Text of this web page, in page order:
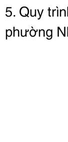
5. Quy
phường